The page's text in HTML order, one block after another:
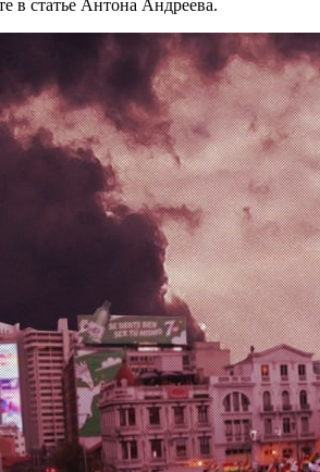
в статье Антона Андреева.